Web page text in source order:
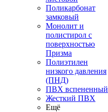
Поликарбонат
замковый
Монолит и
полистирол с
поверхностью
Призма
Полиэтилен
низкого давления
(ПНД)
ПВХ вспененный
Жесткий ПВХ
Ещё